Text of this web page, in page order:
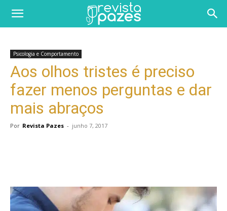
Psicologia e Comportamento
Aos olhos tristes é preciso
fazer menos perguntas e dar
mais abraços
Por Revista Pazes - junho 7, 2017